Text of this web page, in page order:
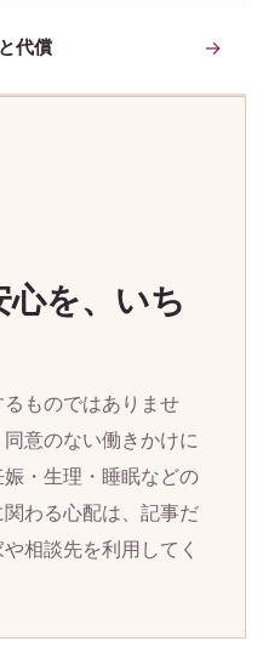
代償 →
心を、いち
ものではありませ
意のない働きかけに
・生理・睡眠などの
わる心配は、記事だ
相談先を利用してく